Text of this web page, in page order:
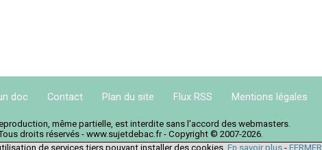
doc Contact Plan du site Flux RSS Mentions légales
même partielle, est interdite sans l'accord des webmasters.
droits réservés - www.sujetdebac.fr - Copyright © 2007-2026.
de services tiers pouvant installer des cookies. En savoir plus- FERMER